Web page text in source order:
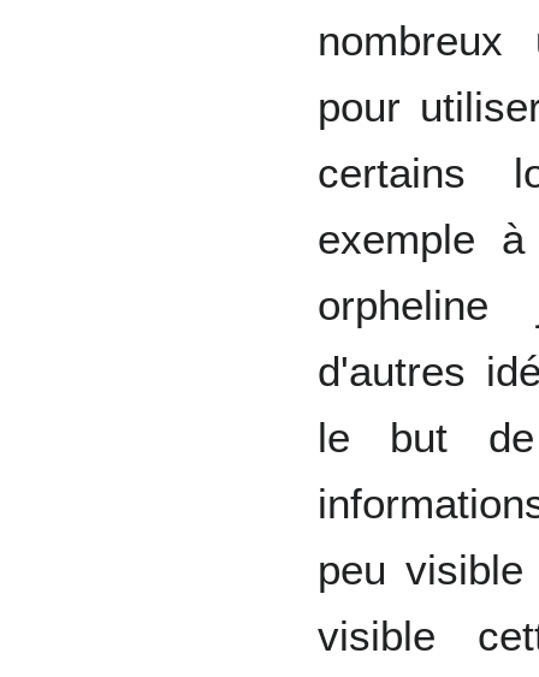
nombreux
pour
certains
exemple
orpheline
d'autres
le but de
peu
visible